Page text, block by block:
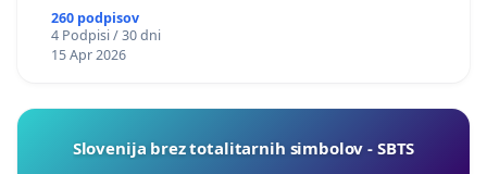
260 podpisov
4 Podpisi / 30 dni
15 Apr 2026
Slovenija brez totalitarnih simbolov - SBTS